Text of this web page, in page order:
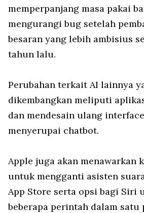
memperpanjang masa pakai
mengurangi bug setelah
besaran yang lebih ambisius
tahun lalu.
Perubahan terkait AI lainnya
dikembangkan meliputi
dan mendesain ulang
menyerupai chatbot.
Apple juga akan menawarkan
untuk mengganti asisten
App Store serta opsi bagi Siri
beberapa perintah dalam satu